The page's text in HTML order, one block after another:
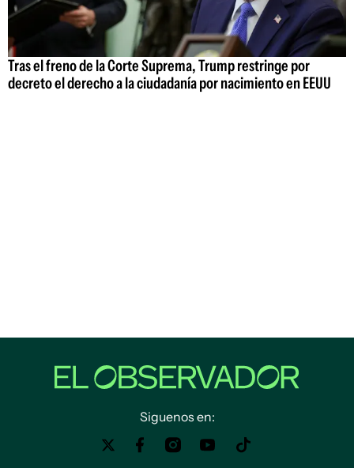
Tras el freno de la Corte Suprema, Trump restringe por
decreto el derecho a la ciudadanía por nacimiento en EEUU
Siguenos en: